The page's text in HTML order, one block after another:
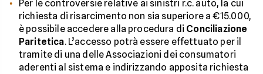
Per le controversie relative ai sinistri r.c. auto, la cui
richiesta di risarcimento non sia superiore a €15.000,
è possibile accedere alla procedura di Conciliazione
Paritetica. L’accesso potrà essere effettuato per il
tramite di una delle Associazioni dei consumatori
aderenti al sistema e indirizzando apposita richiesta